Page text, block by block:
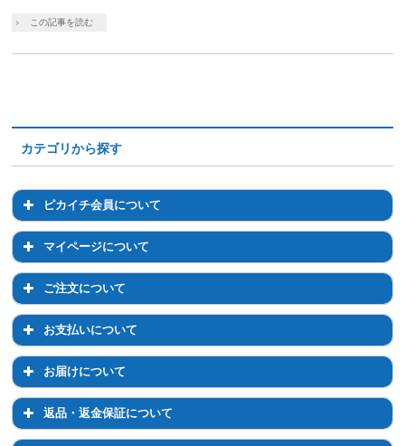
この記事を読む
カテゴリから探す
ピカイチ会員について
ピカイチ会員について
会員登録について
退会について
マイページについて
マイページについて
マイページでのお手続き
ログイン・パスワードについて
登録情報の変更
ご注文について
ご注文について
注文前のご相談について
通常購入について
定期コースについて
お支払いについて
お支払いについて
お支払い方法について
お支払い方法の変更について
お届けについて
お届けについて
返品・返金保証について